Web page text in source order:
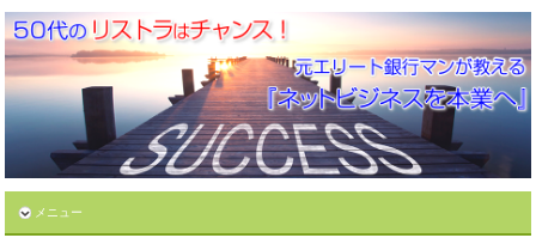
メニュー